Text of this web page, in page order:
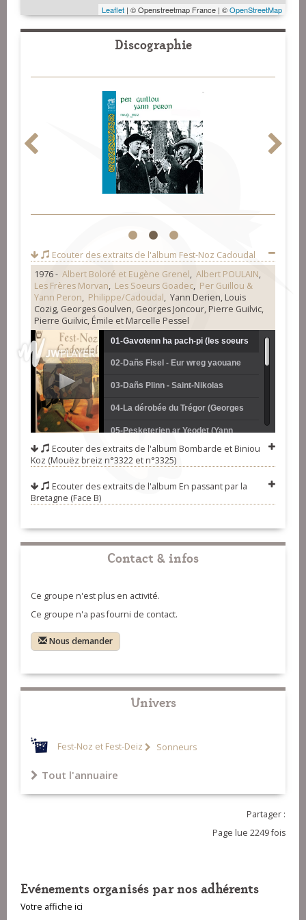
Leaflet | © Openstreetmap France | ©OpenStreetMap
Discographie
1 2 3
Ecouter des extraits de l'album Fest-Noz Cadoudal
1976 - Albert Boloré et Eugène Grenel, Albert POULAIN,
Les Frères Morvan, Les Soeurs Goadec, Per Guillou &
Yann Peron, Philippe/Cadoudal, Yann Derien, Louis
Cozig, Georges Goulven, Georges Joncour, Pierre Guilvic,
Pierre Guilvic, Émile et Marcelle Pessel
01-Gavotenn ha pach-pi (les soeurs
Goadec)
02-Dañs Fisel - Eur wreg yaouane
magerez (les frères Morvan)
03-Dañs Plinn - Saint-Nikolas
(Eugène Greunel et Albert Bolloré)
04-La dérobée du Trégor (Georges
Cadoudal et Daniel Philippe)
05-Pesketerien ar Yeodet (Yann
Derien)
06-Bonjour bonne femme (Louis
Philippe)
frailhet (les frères Morvan)
10-Loutan doujik ma bihanig
Guilvic)
13-Amzer er heneu (Emile et Marcel
Pessel et Pierre Guilvic)
14-C'est entre nous les jeunes filles
Ecouter des extraits de l'album Bombarde et Biniou
Koz (Mouëz breiz n°3322 et n°3325)
Ecouter des extraits de l'album En passant par la
Bretagne (Face B)
Contact & infos
Ce groupe n'est plus en activité.
Ce groupe n'a pas fourni de contact.
Nous demander
Univers
Fest-Noz et Fest-Deiz Sonneurs
Tout l'annuaire
Partager :
Page lue 2249 fois
Evénements organisés par nos adhérents
Votre affiche ici